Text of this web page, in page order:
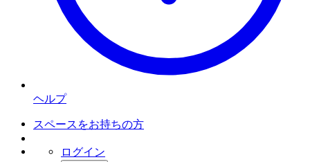
ヘルプ
スペースをお持ちの方
ログイン